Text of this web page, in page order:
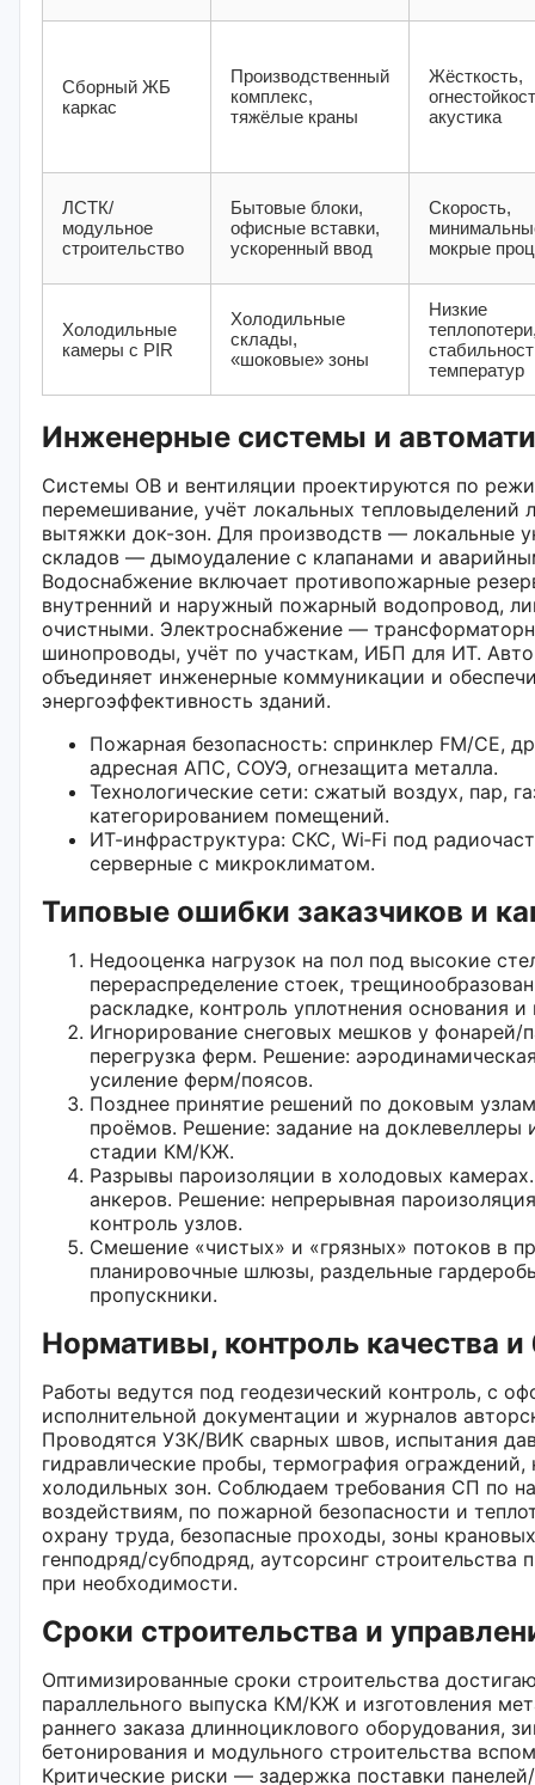
Сборный ЖБ
каркас
Производственный
комплекс,
тяжёлые краны
Жёсткость,
акустика
ЛСТК/
модульное
строительство
Бытовые блоки,
офисные вставки,
ускоренный ввод
Скорость,
мокрые
Холодильные
камеры с PIR
Холодильные
склады,
«шоковые» зоны
Низкие
температур
Инженерные системы и
Системы ОВ и вентиляции проектируются по
перемешивание, учёт локальных тепловыделений
вытяжки док-зон. Для производств — локальные
складов — дымоудаление с клапанами и
Водоснабжение включает противопожарные
внутренний и наружный пожарный водопровод,
очистными. Электроснабжение —
шинопроводы, учёт по участкам, ИБП для ИТ.
объединяет инженерные коммуникации и
энергоэффективность зданий.
Пожарная безопасность: спринклер FM/CE,
адресная АПС, СОУЭ, огнезащита металла.
Технологические сети: сжатый воздух, пар,
категорированием помещений.
ИТ-инфраструктура: СКС, Wi‑Fi под
серверные с микроклиматом.
Типовые ошибки заказчиков и
Недооценка нагрузок на пол под высокие
перераспределение стоек,
раскладке, контроль уплотнения основания
Игнорирование снеговых мешков у фонарей/
перегрузка ферм. Решение:
усиление ферм/поясов.
Позднее принятие решений по доковым
проёмов. Решение: задание на доклевеллеры
стадии КМ/КЖ.
Разрывы пароизоляции в холодовых
анкеров. Решение: непрерывная
контроль узлов.
Смешение «чистых» и «грязных» потоков в
планировочные шлюзы, раздельные
пропускники.
Нормативы, контроль качества и
Работы ведутся под геодезический контроль, с
исполнительной документации и журналов
Проводятся УЗК/ВИК сварных швов, испытания
гидравлические пробы, термография ограждений,
холодильных зон. Соблюдаем требования СП по
воздействиям, по пожарной безопасности и
охрану труда, безопасные проходы, зоны
генподряд/субподряд, аутсорсинг строительства
при необходимости.
Сроки строительства и
Оптимизированные сроки строительства
параллельного выпуска КМ/КЖ и изготовления
раннего заказа длинноциклового оборудования,
бетонирования и модульного строительства
Критические риски — задержка поставки